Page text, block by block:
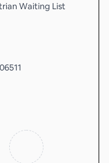
Waiting List